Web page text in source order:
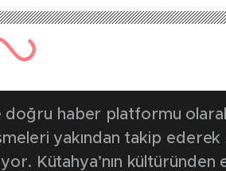
kez okunmuştur
şölen